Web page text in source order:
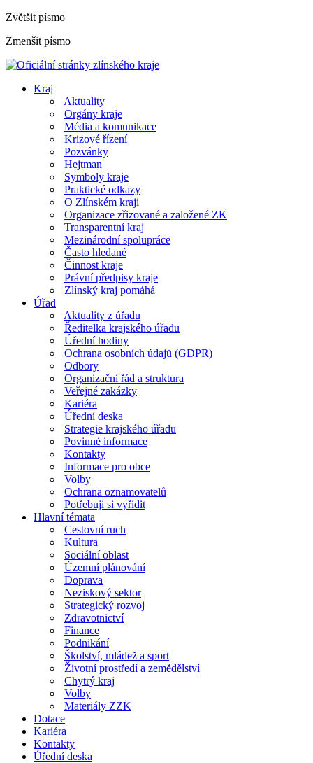
Zvětšit písmo
Zmenšit písmo
Kraj
Aktuality
Orgány kraje
Média a komunikace
Krizové řízení
Pozvánky
Hejtman
Symboly kraje
Praktické odkazy
O Zlínském kraji
Organizace zřizované a založené ZK
Transparentní kraj
Mezinárodní spolupráce
Často hledané
Činnost kraje
Právní předpisy kraje
Zlínský kraj pomáhá
Úřad
Aktuality z úřadu
Ředitelka krajského úřadu
Úřední hodiny
Ochrana osobních údajů (GDPR)
Odbory
Organizační řád a struktura
Veřejné zakázky
Kariéra
Úřední deska
Strategie krajského úřadu
Povinné informace
Kontakty
Informace pro obce
Volby
Ochrana oznamovatelů
Potřebuji si vyřídit
Hlavní témata
Cestovní ruch
Kultura
Sociální oblast
Územní plánování
Doprava
Neziskový sektor
Strategický rozvoj
Zdravotnictví
Finance
Podnikání
Školství, mládež a sport
Životní prostředí a zemědělství
Chytrý kraj
Volby
Materiály ZZK
Dotace
Kariéra
Kontakty
Úřední deska